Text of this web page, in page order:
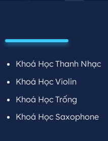
Khoá Học Thanh Nhạc
Khoá Học Violin
Khoá Học Trống
Khoá Học Saxophone